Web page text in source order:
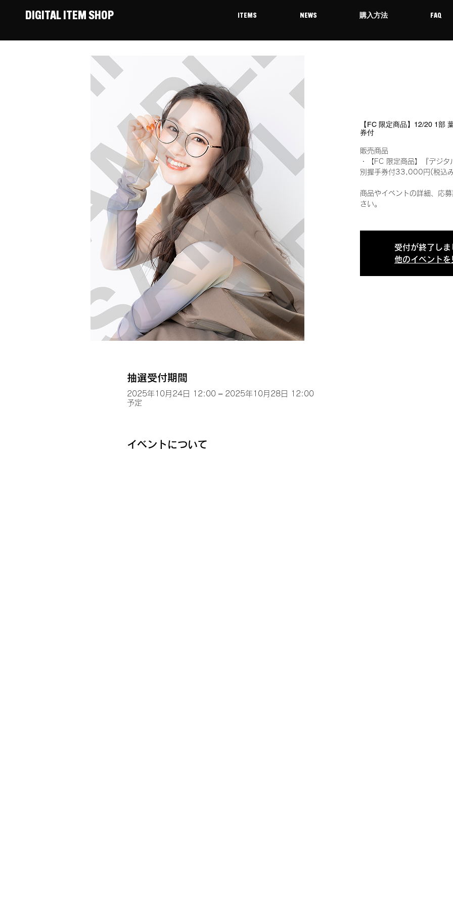
DIGITAL ITEM SHOP ITEMS NEWS 購入方法 FAQ
【FC 限定商品】12/20 1部
券付
販売商品
・【FC 限定商品】『デジ
別握手券付33,000円(税
商品やイベントの詳細、応
さい。
受付が終了しま
他のイベントを
抽選受付期間
2025年10月24日 12:00 – 2025年10月28日 12:00
予定
イベントについて